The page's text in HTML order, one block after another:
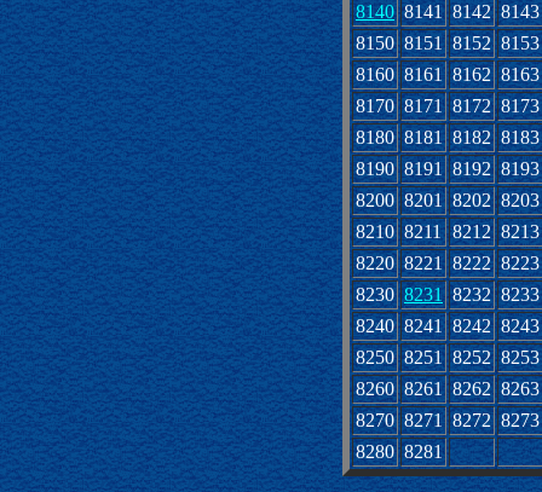
8140 8141 8142 8143
8150 8151 8152 8153
8160 8161 8162 8163
8170 8171 8172 8173
8180 8181 8182 8183
8190 8191 8192 8193
8200 8201 8202 8203
8210 8211 8212 8213
8220 8221 8222 8223
8230 8231 8232 8233
8240 8241 8242 8243
8250 8251 8252 8253
8260 8261 8262 8263
8270 8271 8272 8273
8280 8281